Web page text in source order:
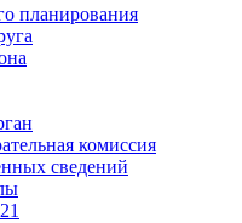
планирования
комиссия
сведений